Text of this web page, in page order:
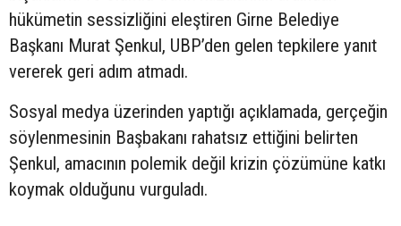
hükümetin sessizliğini eleştiren Girne Belediye
Başkanı Murat Şenkul, UBP’den gelen tepkilere yanıt
vererek geri adım atmadı.
Sosyal medya üzerinden yaptığı açıklamada, gerçeğin
söylenmesinin Başbakanı rahatsız ettiğini belirten
Şenkul, amacının polemik değil krizin çözümüne katkı
koymak olduğunu vurguladı.